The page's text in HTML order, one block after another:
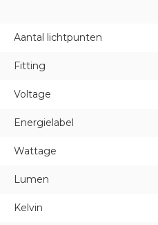
Aantal lichtpunten
Fitting
Voltage
Energielabel
Wattage
Lumen
Kelvin